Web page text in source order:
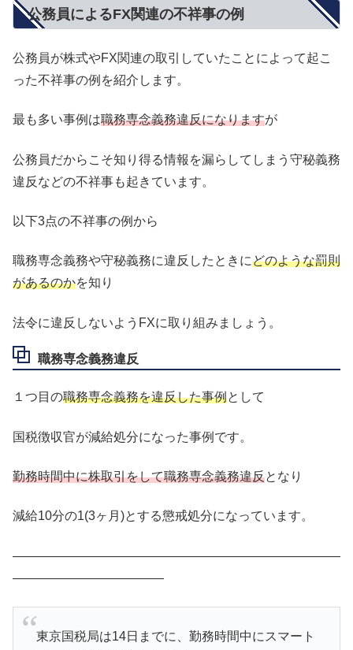
公務員によるFX関連の不祥事の例
公務員が株式やFX関連の取引していたことによって起こ
った不祥事の例を紹介します。
最も多い事例は職務専念義務違反になりますが
公務員だからこそ知り得る情報を漏らしてしまう守秘義務
違反などの不祥事も起きています。
以下3点の不祥事の例から
職務専念義務や守秘義務に違反したときにどのような罰則
があるのかを知り
法令に違反しないようFXに取り組みましょう。
職務専念義務違反
１つ目の職務専念義務を違反した事例として
国税徴収官が減給処分になった事例です。
勤務時間中に株取引をして職務専念義務違反となり
減給10分の1(3ヶ月)とする懲戒処分になっています。
――――――――――――――――――――――――――
――――――――――――
東京国税局は14日までに、勤務時間中にスマート